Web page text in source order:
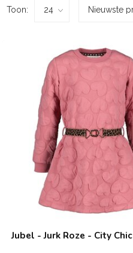
Toon:
Jubel - Jurk Roze - City Chic